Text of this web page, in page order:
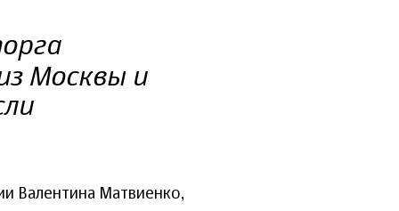
Москвы и
Валентина Матвиенко,